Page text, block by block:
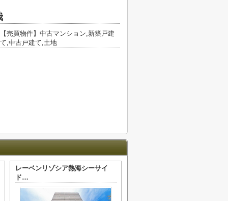
【売買物件】中古マンション,新築戸建
て,中古戸建て,土地
レーベンリゾシア熱海シーサイ
ド…